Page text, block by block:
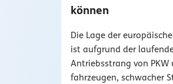
können
Die Lage der
ist aufgrund der
Antriebss­trang von
fahr­zeugen, schwacher